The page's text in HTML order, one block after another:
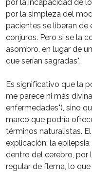
por la incapacidad de
por la simpleza del
pacientes se liberan
conjuros. Pero si se la
asombro, en lugar de
que serían sagradas".
Es significativo que la
me parece ni más
enfermedades"), sino
marco que podría
términos naturalistas.
explicación: la
dentro del cerebro, por
regular de flema, lo